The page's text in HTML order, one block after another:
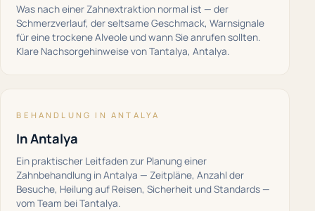
Was nach einer Zahnextraktion normal ist — der
Schmerzverlauf, der seltsame Geschmack, Warnsignale
für eine trockene Alveole und wann Sie anrufen sollten.
Klare Nachsorgehinweise von Tantalya, Antalya.
BEHANDLUNG IN ANTALYA
In Antalya
Ein praktischer Leitfaden zur Planung einer
Zahnbehandlung in Antalya — Zeitpläne, Anzahl der
Besuche, Heilung auf Reisen, Sicherheit und Standards —
vom Team bei Tantalya.